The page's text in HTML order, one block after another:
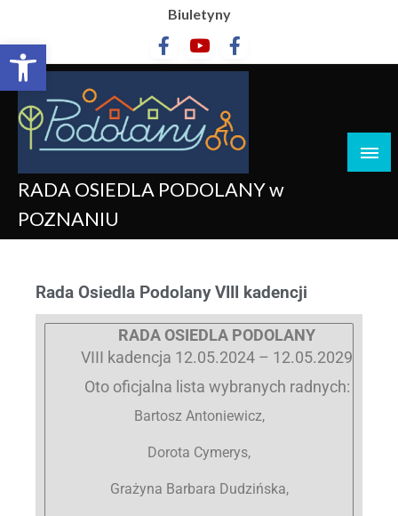
Otwórz pasek narzędzi
Biuletyny
RADA OSIEDLA PODOLANY w
POZNANIU
Rada Osiedla Podolany VIII kadencji
RADA OSIEDLA PODOLANY
VIII kadencja 12.05.2024 – 12.05.2029
Oto oficjalna lista wybranych radnych:
Bartosz Antoniewicz,
Dorota Cymerys,
Grażyna Barbara Dudzińska,